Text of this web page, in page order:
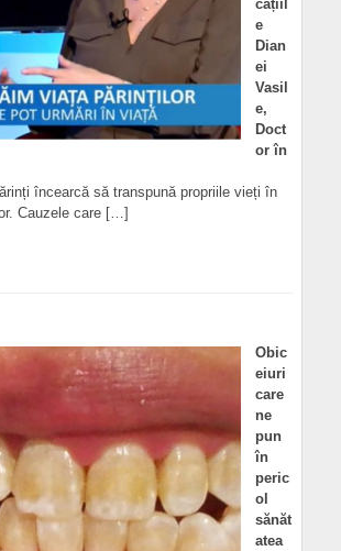
cațiil
e
Dian
ei
Vasil
e,
Doct
or în
încearcă să transpună propriile vieți în
Cauzele care […]
Obic
eiuri
care
ne
pun
în
peric
ol
sănăt
atea